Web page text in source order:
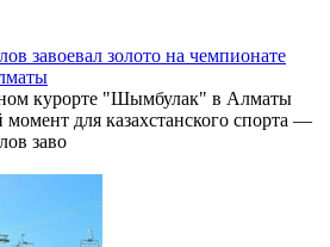
завоевал золото на чемпионате
курорте "Шымбулак" в Алматы
момент для казахстанского спорта —
заво